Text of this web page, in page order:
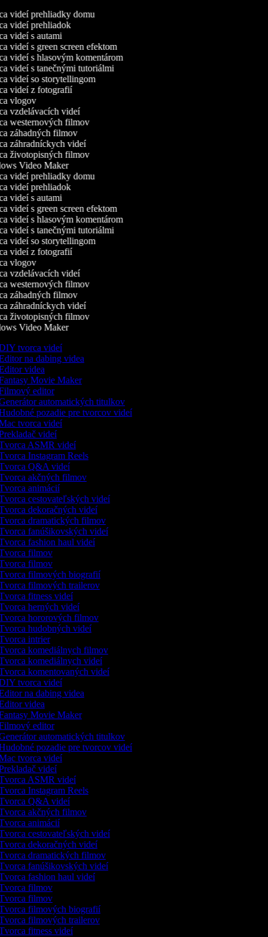
videí prehliadky domu
videí prehliadok
videí s autami
videí s green screen efektom
videí s hlasovým komentárom
videí s tanečnými tutoriálmi
videí so storytellingom
videí z fotografií
vlogov
vzdelávacích videí
westernových filmov
záhadných filmov
záhradníckych videí
životopisných filmov
Video Maker
videí prehliadky domu
videí prehliadok
videí s autami
videí s green screen efektom
videí s hlasovým komentárom
videí s tanečnými tutoriálmi
videí so storytellingom
videí z fotografií
vlogov
vzdelávacích videí
westernových filmov
záhadných filmov
záhradníckych videí
životopisných filmov
Video Maker
tvorca videí
na dabing videa
videa
Movie Maker
editor
automatických titulkov
pozadie pre tvorcov videí
tvorca videí
videí
ASMR videí
Instagram Reels
Q&A videí
akčných filmov
animácií
cestovateľských videí
dekoračných videí
dramatických filmov
fanúšikovských videí
fashion haul videí
filmov
filmov
filmových biografií
filmových trailerov
fitness videí
herných videí
hororových filmov
hudobných videí
intrier
komediálnych filmov
komediálnych videí
komentovaných videí
tvorca videí
na dabing videa
videa
Movie Maker
editor
automatických titulkov
pozadie pre tvorcov videí
tvorca videí
videí
ASMR videí
Instagram Reels
Q&A videí
akčných filmov
animácií
cestovateľských videí
dekoračných videí
dramatických filmov
fanúšikovských videí
fashion haul videí
filmov
filmov
filmových biografií
filmových trailerov
fitness videí